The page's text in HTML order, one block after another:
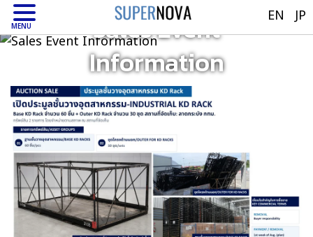
Sales Event
Information
MENU
JP
EN